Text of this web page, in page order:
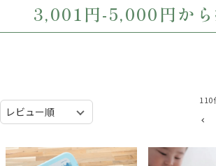
3,001円-5,000円から
110